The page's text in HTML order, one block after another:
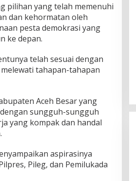
pilihan yang telah memenuhi
dan kehormatan oleh
pesta demokrasi yang
ke depan.
telah sesuai dengan
tahapan-tahapan
Aceh Besar yang
sungguh-sungguh
yang kompak dan handal
aspirasinya
Pileg, dan Pemilukada